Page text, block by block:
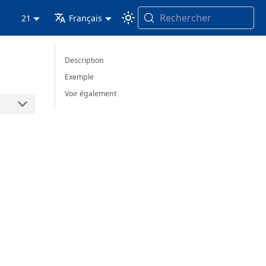
21 Français Rechercher
Description
Exemple
Voir également